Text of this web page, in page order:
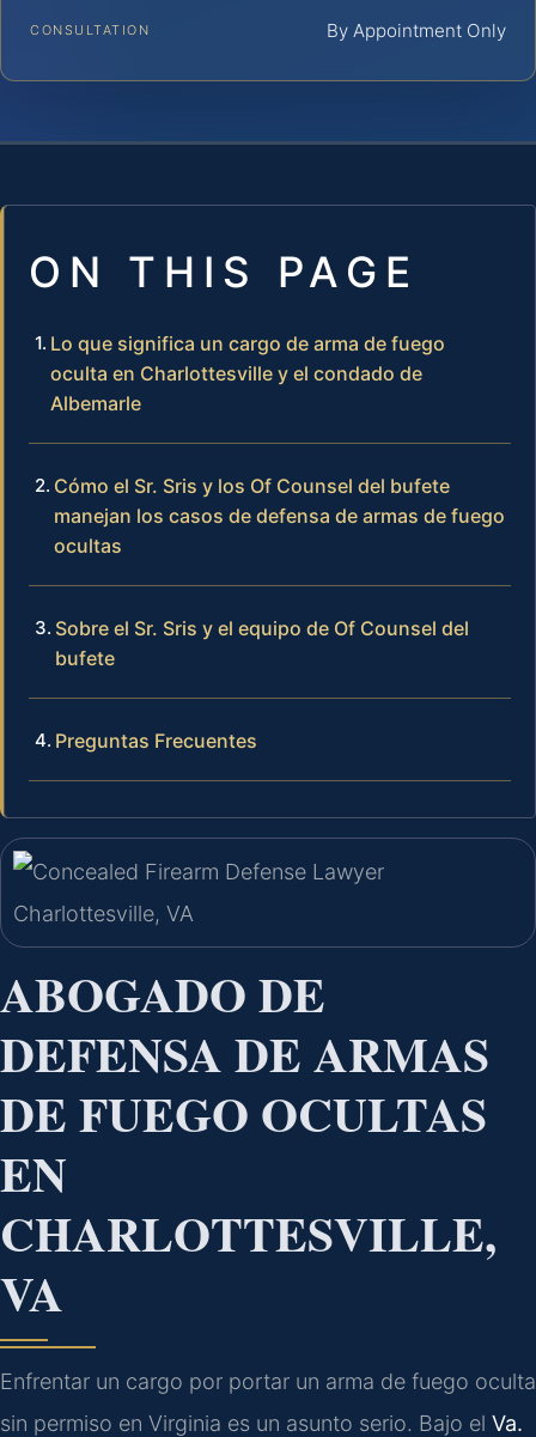
CONSULTATION By Appointment Only
ON THIS PAGE
Lo que significa un cargo de arma de fuego
oculta en Charlottesville y el condado de
Albemarle
Cómo el Sr. Sris y los Of Counsel del bufete
manejan los casos de defensa de armas de fuego
ocultas
Sobre el Sr. Sris y el equipo de Of Counsel del
bufete
Preguntas Frecuentes
ABOGADO DE
DEFENSA DE ARMAS
DE FUEGO OCULTAS
EN
CHARLOTTESVILLE,
VA
Enfrentar un cargo por portar un arma de fuego oculta
sin permiso en Virginia es un asunto serio. Bajo el Va.